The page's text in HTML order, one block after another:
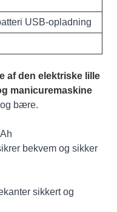
USB-opladning
af den elektriske lille
manicuremaskine
bære.
bekvem og sikker
sikkert og